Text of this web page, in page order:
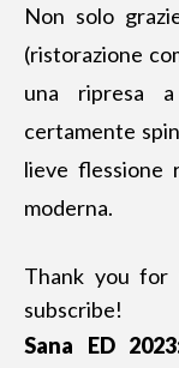
Non solo
(ristorazione
una ripresa
certamente
lieve flessione
moderna.
Thank you
subscribe!
Sana ED